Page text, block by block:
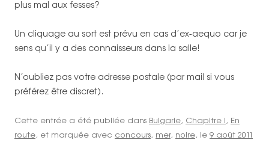
plus mal aux fesses?
Un cliquage au sort est prévu en cas d’ex-aequo car je
sens qu’il y a des connaisseurs dans la salle!
N’oubliez pas votre adresse postale (par mail si vous
préférez être discret).
Cette entrée a été publiée dans Bulgarie, Chapitre I, En
route, et marquée avec concours, mer, noire, le 9 août 2011